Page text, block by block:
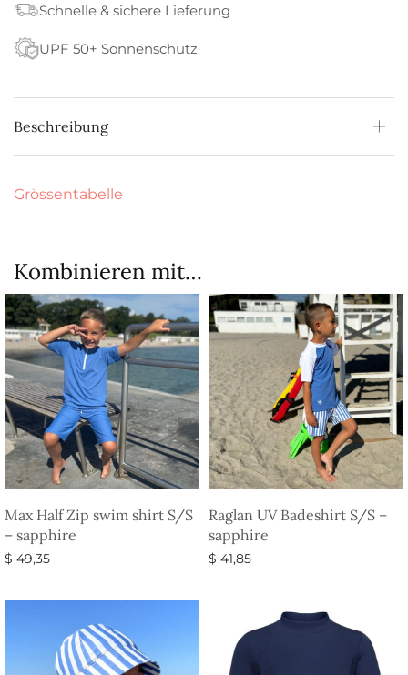
Schnelle & sichere Lieferung
UPF 50+ Sonnenschutz
Beschreibung
Grössentabelle
Kombinieren mit…
Max Half Zip swim shirt S/S
– sapphire
$ 49,35
Raglan UV Badeshirt S/S –
sapphire
$ 41,85